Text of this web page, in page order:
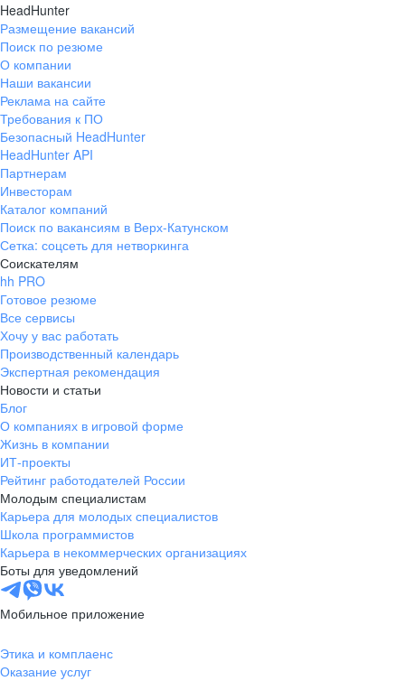
HeadHunter
Размещение вакансий
Поиск по резюме
О компании
Наши вакансии
Реклама на сайте
Требования к ПО
Безопасный HeadHunter
HeadHunter API
Партнерам
Инвесторам
Каталог компаний
Поиск по вакансиям в Верх-Катунском
Сетка: соцсеть для нетворкинга
Соискателям
hh PRO
Готовое резюме
Все сервисы
Хочу у вас работать
Производственный календарь
Экспертная рекомендация
Новости и статьи
Блог
О компаниях в игровой форме
Жизнь в компании
ИТ-проекты
Рейтинг работодателей России
Молодым специалистам
Карьера для молодых специалистов
Школа программистов
Карьера в некоммерческих организациях
Боты для уведомлений
Мобильное приложение
Этика и комплаенс
Оказание услуг